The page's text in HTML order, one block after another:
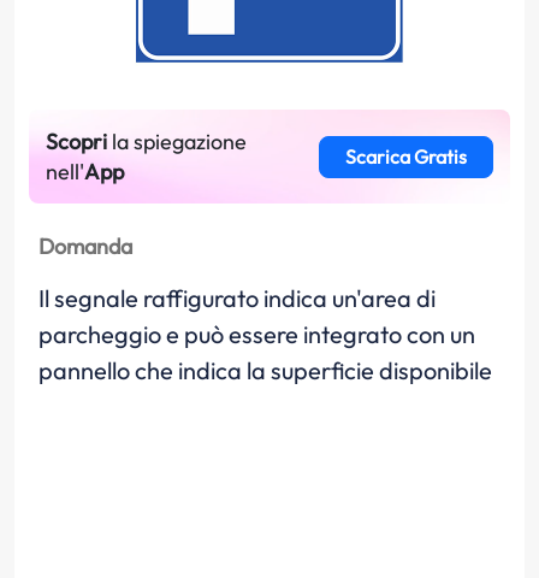
Scopri la spiegazione
nell'App
Scarica Gratis
Domanda
Il segnale raffigurato indica un'area di
parcheggio e può essere integrato con un
pannello che indica la superficie disponibile